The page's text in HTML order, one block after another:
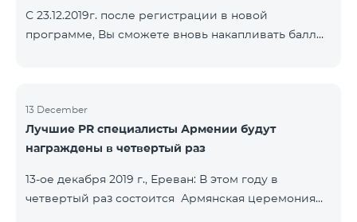
С 23.12.2019г. после регистрации в новой
программе, Вы сможете вновь накапливать баллы
декабря 2019г. Абоненты статусов Gold и VIP
перейдут в новую программу со своим статусом.
При регистрации в новой программе абоненты
новой бонусной программы.
13 December
Лучшие PR специалисты Армении будут
награждены в четвертый раз
13-ое декабря 2019 г., Ереван: В этом году в
четвертый раз состоится Армянская церемония